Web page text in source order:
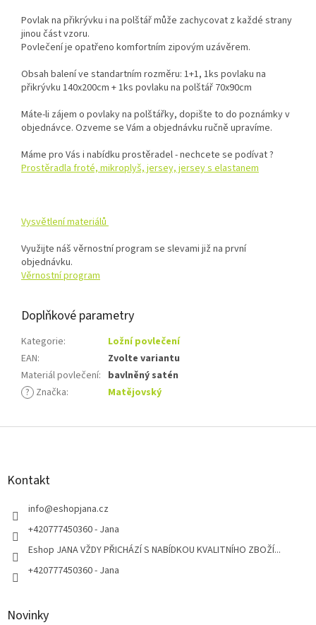
Povlak na přikrývku i na polštář může zachycovat z každé strany
jinou část vzoru.
Povlečení je opatřeno komfortním zipovým uzávěrem.
Obsah balení ve standartním rozměru: 1+1, 1ks povlaku na
přikrývku 140x200cm + 1ks povlaku na polštář 70x90cm
Máte-li zájem o povlaky na polštářky, dopište to do poznámky v
objednávce. Ozveme se Vám a objednávku ručně upravíme.
Máme pro Vás i nabídku prostěradel - nechcete se podívat ?
Prostěradla froté, mikroplyš, jersey, jersey s elastanem
Vysvětlení materiálů
Využijte náš věrnostní program se slevami již na první
objednávku.
Věrnostní program
Doplňkové parametry
Kategorie:
Ložní povlečení
EAN:
Zvolte variantu
Materiál povlečení: bavlněný satén
? Značka: Matějovský
Z
Kontakt
info@eshopjana.cz
+420777450360 - Jana
Eshop JANA VŽDY PŘICHÁZÍ S NABÍDKOU KVALITNÍHO ZBOŽÍ...
+420777450360 - Jana
Novinky